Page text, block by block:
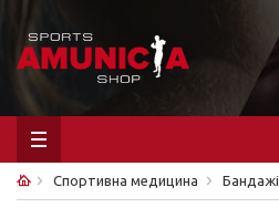
Спортивна медицина Бандажі